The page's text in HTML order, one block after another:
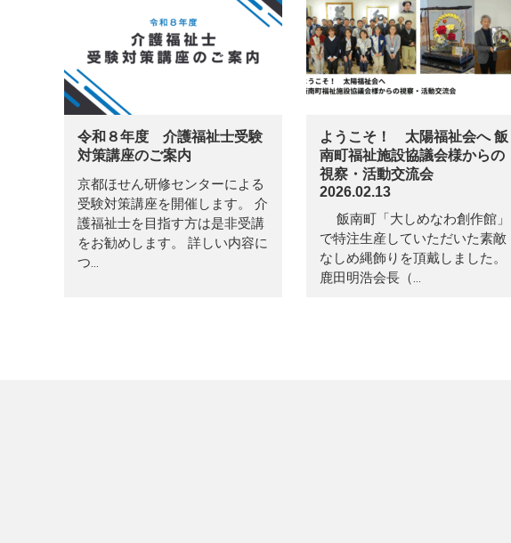
令和８年度 介護福祉士受験
対策講座のご案内
京都ほせん研修センターによる
受験対策講座を開催します。 介
護福祉士を目指す方は是非受講
をお勧めします。 詳しい内容に
つ…
ようこそ！ 太陽福祉会へ 飯
南町福祉施設協議会様からの
視察・活動交流会
2026.02.13
飯南町「大しめなわ創作館」
で特注生産していただいた素敵
なしめ縄飾りを頂戴しました。
鹿田明浩会長（…